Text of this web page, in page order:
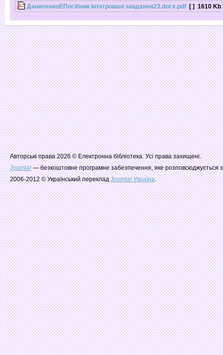
ДаниленкоЕПосібник Інтегровані завдання23.docx.pdf [ ] 1610 Kb
Авторські права 2026 © Електронна бібліотека. Усі права захищені.
Joomla!— безкоштовне програмне забезпечення, яке розповсюджується
2006-2012 © Український перекладJoomla! Україна.